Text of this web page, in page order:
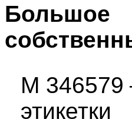
M 346579
этикетки